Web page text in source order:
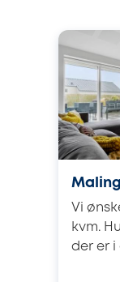
Vi
kvm.
der er i